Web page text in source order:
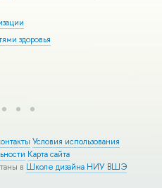
здоровья
Условия использования
Карта сайта
в Школе дизайна НИУ ВШЭ